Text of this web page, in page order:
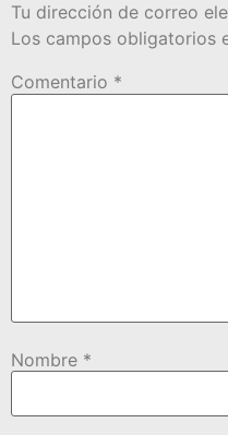
Tu dirección de correo
Los campos obligatorios
Comentario *
Nombre *